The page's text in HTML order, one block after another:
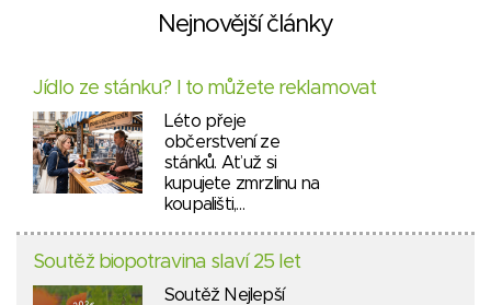
Nejnovější články
Jídlo ze stánku? I to můžete reklamovat
Léto přeje
občerstvení ze
stánků. Ať už si
kupujete zmrzlinu na
koupališti,…
Soutěž biopotravina slaví 25 let
Soutěž Nejlepší